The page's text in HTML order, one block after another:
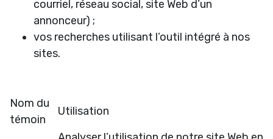
courriel, réseau social, site Web d’un
annonceur) ;
vos recherches utilisant l’outil intégré à nos
sites.
Nom du
témoin
Utilisation